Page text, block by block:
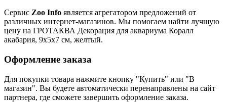
Сервис Zoo Info является агрегатором предложений от
различных интернет-магазинов. Мы помогаем найти лучшую
цену на ГРОТАКВА Декорация для аквариума Коралл
акабария, 9x5x7 см, желтый.
Оформление заказа
Для покупки товара нажмите кнопку "Купить" или "В
магазин". Вы будете автоматически перенаправлены на сайт
партнера, где сможете завершить оформление заказа.